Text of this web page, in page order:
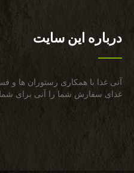
درباره این سایت
آنی غذا با همكاری رستوران ها و
غذای سفارش شما را آنی برای